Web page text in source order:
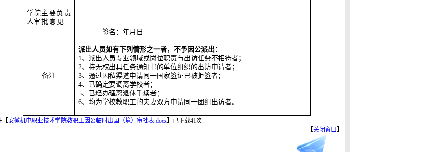
学院主要负责
人审批意见
签名： 年月 日
备注
派出人员如有下列情形之一者，不予因公派出：
1、派出人员专业领域或岗位职责与出访任务不相符者；
2、持无权出具任务通知书的单位组织的出访申请者；
3、通过因私渠道申请同一国家签证已被拒签者；
4、已确定要调离学校者；
5、已经办理离退休手续者；
6、均为学校教职工的夫妻双方申请同一团组出访者。
【安徽机电职业技术学院教职工因公临时出国（境）审批表.docx】 已下载41次
【关闭窗口】